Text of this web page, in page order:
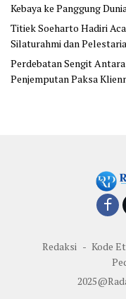
Kebaya ke Panggung Dunia
Titiek Soeharto Hadiri
Silaturahmi dan
Perdebatan Sengit
Penjemputan Paksa
Redaksi Kode